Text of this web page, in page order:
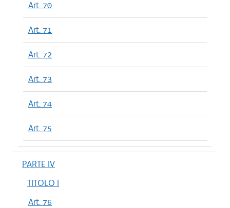
Art. 70
Art. 71
Art. 72
Art. 73
Art. 74
Art. 75
PARTE IV
TITOLO I
Art. 76